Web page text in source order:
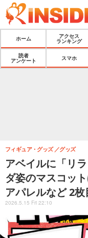
ホーム
アクセス
ランキング
読者
アンケート
スマホ
アベイルに「リ
ダ姿のマスコッ
アパレルなど 2
フィギュア・グッズ グッズ
2026.5.15 Fri 22:10